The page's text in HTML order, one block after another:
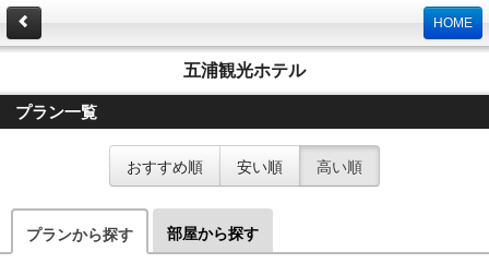
HOME
五浦観光ホテル
プラン一覧
おすすめ順 安い順 高い順
プランから探す 部屋から探す